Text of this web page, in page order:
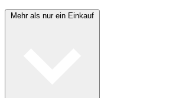
Mehr als nur ein Einkauf